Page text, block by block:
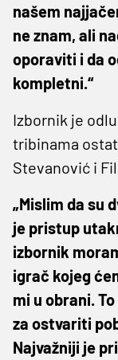
našem
ne znam, ali
oporaviti i da
kompletni.“
Izbornik je
tribinama
Stevanović i
„Mislim da su
je pristup
izbornik
igrač kojeg
mi u obrani.
za ostvariti
Najvažniji je